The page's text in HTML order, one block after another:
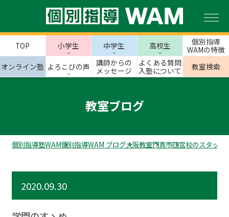
TOP 小学生 中学生 高校生
個別指導
WAMの特徴
オンライン塾 よろこびの声
講師からの
メッセージ
よくある質問
入塾について
教室検索
教室ブログ
個別指導塾WAM個別指導WAM ブログ大阪教室門真市四宮校のスタッフ
2020.09.30